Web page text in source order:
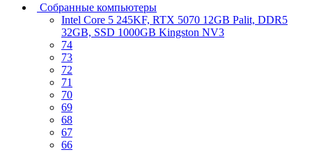
Собранные компьютеры
Intel Core 5 245KF, RTX 5070 12GB Palit, DDR5
32GB, SSD 1000GB Kingston NV3
74
73
72
71
70
69
68
67
66